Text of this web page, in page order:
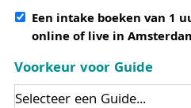
Een intake boeken van 1
online of live in
Voorkeur voor Guide